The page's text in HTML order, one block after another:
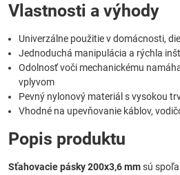
Vlastnosti a výhody
Univerzálne použitie v domácnosti,
Jednoduchá manipulácia a rýchla
Odolnosť voči mechanickému
vplyvom
Pevný nylonový materiál s vysokou
Vhodné na upevňovanie káblov,
Popis produktu
Sťahovacie pásky 200x3,6 mmsú